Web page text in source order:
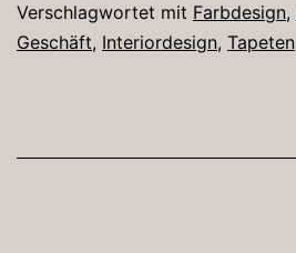
Verschlagwortet mit Farbdesign,
Geschäft, Interiordesign, Tapeten